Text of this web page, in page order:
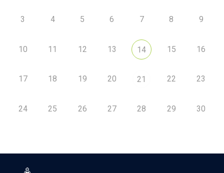
3 4 5 6 7 8 9
10 11 12 13 14 15 16
17 18 19 20 21 22 23
24 25 26 27 28 29 30